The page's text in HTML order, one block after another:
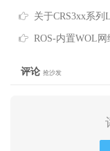
关于CRS3xx系列L3/L4
ROS-内置WOL网络唤
评论 抢沙发